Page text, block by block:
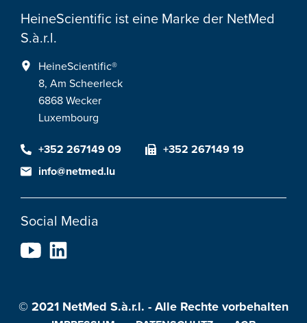
HeineScientific ist eine Marke der NetMed
S.à.r.l.
HeineScientific®
8, Am Scheerleck
6868 Wecker
Luxembourg
+352 267149 09
+352 267149 19
info@netmed.lu
Social Media
© 2021 NetMed S.à.r.l. - Alle Rechte vorbehalten